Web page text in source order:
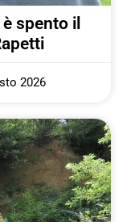
spento il
2026